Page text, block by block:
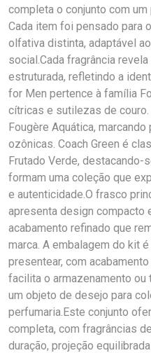
completa o conjunto com
Cada item foi pensado para
olfativa distinta, adaptável
social.Cada fragrância
estruturada, refletindo a
for Men pertence à família
cítricas e sutilezas de
Fougère Aquática,
ozônicas. Coach Green é
Frutado Verde, destacando-
formam uma coleção que
e autenticidade.O frasco
apresenta design compacto
acabamento refinado que
marca. A embalagem do kit
presentear, com
facilita o armazenamento
um objeto de desejo para
perfumaria.Este conjunto
completa, com fragrâncias
duração, projeção